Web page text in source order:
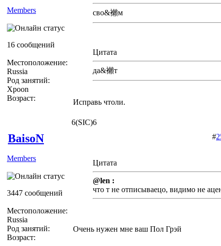
Members
16 сообщений
Местоположение:
Russia
Род занятий:
Xpoon
Возраст:
сво&襰м
Цитата
да&襰т
Исправь чтоли.
6(SIC)6
BaisoN
Members
3447 сообщений
Местоположение:
Russia
Род занятий:
Возраст:
#
Цитата
@len :
что т не отписываецо, видимо не
Очень нужен мне ваш Пол Грэй